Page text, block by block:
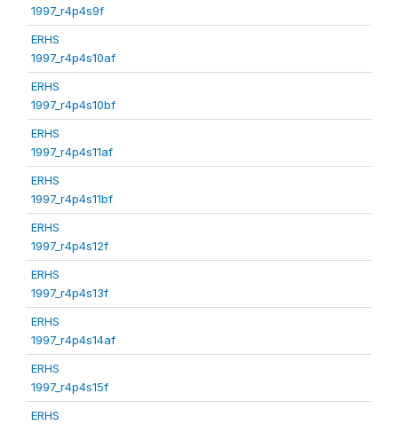
1997_r4p4s9f
ERHS
1997_r4p4s10af
ERHS
1997_r4p4s10bf
ERHS
1997_r4p4s11af
ERHS
1997_r4p4s11bf
ERHS
1997_r4p4s12f
ERHS
1997_r4p4s13f
ERHS
1997_r4p4s14af
ERHS
1997_r4p4s15f
ERHS